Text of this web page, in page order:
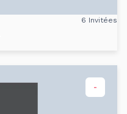
6 Invitées
-